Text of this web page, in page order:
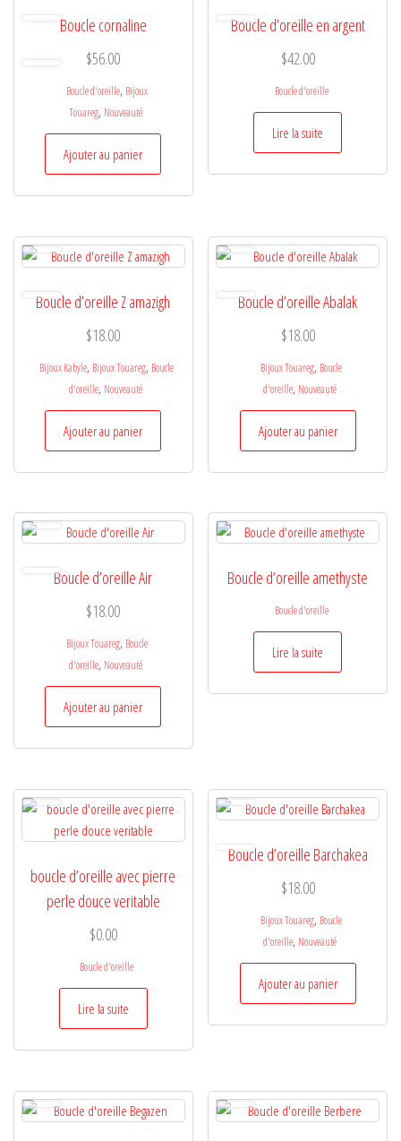
Boucle cornaline
$56.00
Boucle d'oreille, Bijoux
Touareg, Nouveauté
Ajouter au panier
Boucle d’oreille en argent
$42.00
Boucle d'oreille
Lire la suite
Boucle d’oreille Z amazigh
$18.00
Bijoux Kabyle, Bijoux Touareg, Boucle
d'oreille, Nouveauté
Ajouter au panier
Boucle d’oreille Abalak
$18.00
Bijoux Touareg, Boucle
d'oreille, Nouveauté
Ajouter au panier
Boucle d’oreille Air
$18.00
Bijoux Touareg, Boucle
d'oreille, Nouveauté
Ajouter au panier
Boucle d’oreille amethyste
Boucle d'oreille
Lire la suite
boucle d’oreille avec pierre
perle douce veritable
$0.00
Boucle d'oreille
Lire la suite
Boucle d’oreille Barchakea
$18.00
Bijoux Touareg, Boucle
d'oreille, Nouveauté
Ajouter au panier